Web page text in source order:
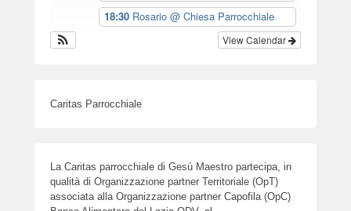
18:30 Rosario @ Chiesa Parrocchiale
View Calendar
Caritas Parrocchiale
La Caritas parrocchiale di Gesù Maestro partecipa, in
qualità di Organizzazione partner Territoriale (OpT)
associata alla Organizzazione partner Capofila (OpC)